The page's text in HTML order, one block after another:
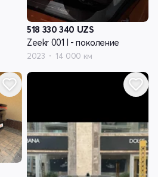
518 330 340 UZS
Zeekr 001 I - поколение
2023 14 000 км